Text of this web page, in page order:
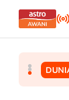
Skip to main